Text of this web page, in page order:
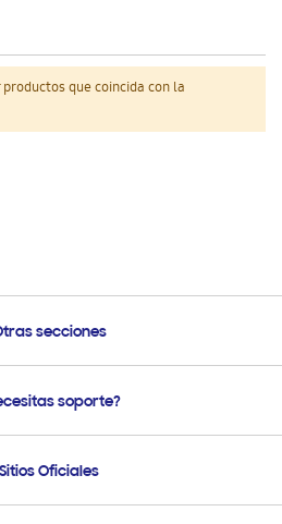
que coincida con la
secciones
Soportesoporte?
vía eMail
Sitios Oficiales